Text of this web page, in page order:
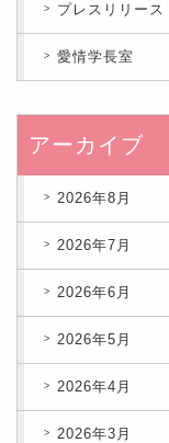
プレスリリース
愛情学長室
アーカイブ
2026年8月
2026年7月
2026年6月
2026年5月
2026年4月
2026年3月